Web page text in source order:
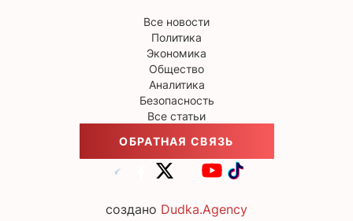
Все новости
Политика
Экономика
Общество
Аналитика
Безопасность
Все статьи
ОБРАТНАЯ СВЯЗЬ
создано Dudka.Agency